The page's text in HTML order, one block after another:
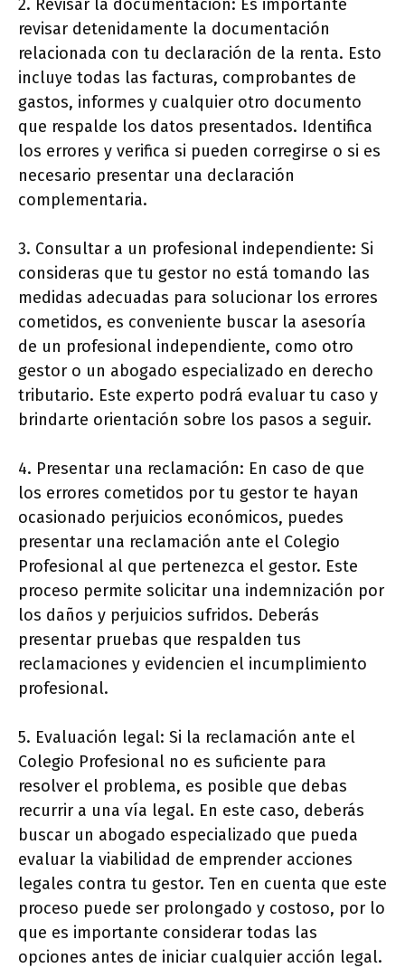
2. Revisar la documentación: Es importante
revisar detenidamente la documentación
relacionada con tu declaración de la renta. Esto
incluye todas las facturas, comprobantes de
gastos, informes y cualquier otro documento
que respalde los datos presentados. Identifica
los errores y verifica si pueden corregirse o si es
necesario presentar una declaración
complementaria.
3. Consultar a un profesional independiente: Si
consideras que tu gestor no está tomando las
medidas adecuadas para solucionar los errores
cometidos, es conveniente buscar la asesoría
de un profesional independiente, como otro
gestor o un abogado especializado en derecho
tributario. Este experto podrá evaluar tu caso y
brindarte orientación sobre los pasos a seguir.
4. Presentar una reclamación: En caso de que
los errores cometidos por tu gestor te hayan
ocasionado perjuicios económicos, puedes
presentar una reclamación ante el Colegio
Profesional al que pertenezca el gestor. Este
proceso permite solicitar una indemnización por
los daños y perjuicios sufridos. Deberás
presentar pruebas que respalden tus
reclamaciones y evidencien el incumplimiento
profesional.
5. Evaluación legal: Si la reclamación ante el
Colegio Profesional no es suficiente para
resolver el problema, es posible que debas
recurrir a una vía legal. En este caso, deberás
buscar un abogado especializado que pueda
evaluar la viabilidad de emprender acciones
legales contra tu gestor. Ten en cuenta que este
proceso puede ser prolongado y costoso, por lo
que es importante considerar todas las
opciones antes de iniciar cualquier acción legal.